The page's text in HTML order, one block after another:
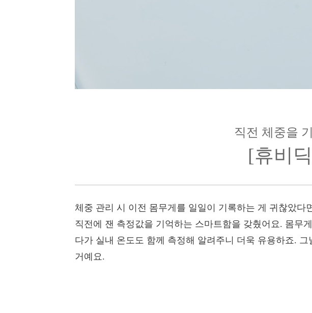
직전 체중을
[휴비
체중 관리 시 이전 몸무게를 일일이 기록하는 게 귀찮았
직전에 잰 측정값을 기억하는 스마트함을 갖췄어요. 몸무
다가 실내 온도도 함께 측정해 알려주니 더욱 유용하죠.
거예요.